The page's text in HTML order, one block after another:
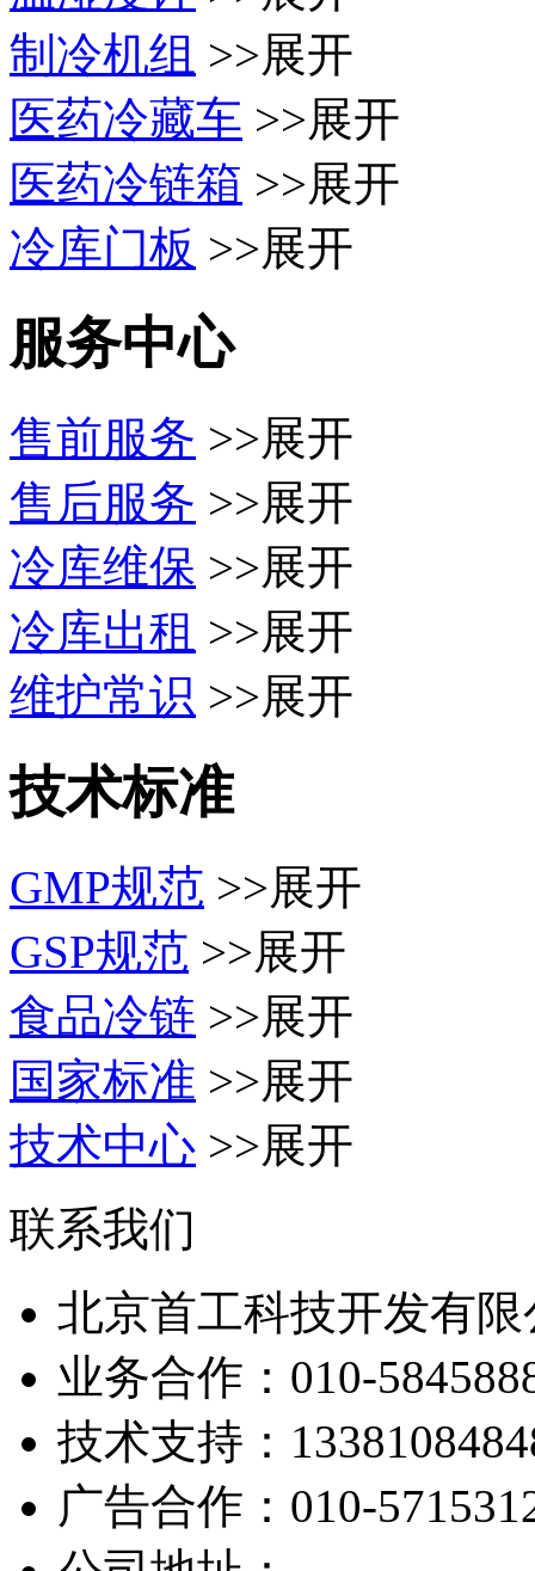
制冷机组 >>展开
医药冷藏车 >>展开
医药冷链箱 >>展开
冷库门板 >>展开
服务中心
售前服务 >>展开
售后服务 >>展开
冷库维保 >>展开
冷库出租 >>展开
维护常识 >>展开
技术标准
GMP规范 >>展开
GSP规范 >>展开
食品冷链 >>展开
国家标准 >>展开
技术中心 >>展开
联系我们
北京首工科技开发有限
业务合作： 010-
技术支持：
广告合作： 010-